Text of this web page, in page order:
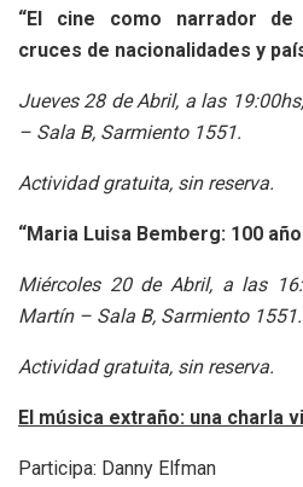
“El cine como narrador de
cruces de nacionalidades y
Jueves 28 de Abril, a las
– Sala B, Sarmiento 1551.
Actividad gratuita, sin reserva.
“Maria Luisa Bemberg: 100
Miércoles 20 de Abril, a las
Martín – Sala B, Sarmiento 1551.
Actividad gratuita, sin reserva.
El música extraño: una charla
Participa: Danny Elfman